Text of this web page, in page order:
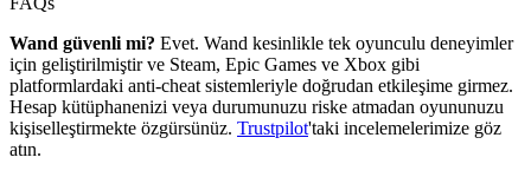
Wand güvenli mi? Evet. Wand kesinlikle tek oyunculu deneyimler
için geliştirilmiştir ve Steam, Epic Games ve Xbox gibi
platformlardaki anti-cheat sistemleriyle doğrudan etkileşime girmez.
Hesap kütüphanenizi veya durumunuzu riske atmadan oyununuzu
kişiselleştirmekte özgürsünüz. Trustpilot'taki incelemelerimize göz
atın.